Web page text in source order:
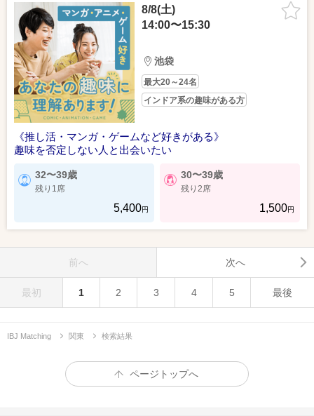
8/8(土)
14:00〜15:30
池袋
最大20～24名
インドア系の趣味がある方
《推し活・マンガ・ゲームなど好きがある》
趣味を否定しない人と出会いたい
32〜39歳
残り1席
5,400円
30〜39歳
残り2席
1,500円
前へ 次へ
最初 1 2 3 4 5 最後
IBJ Matching 関東 検索結果
ページトップへ